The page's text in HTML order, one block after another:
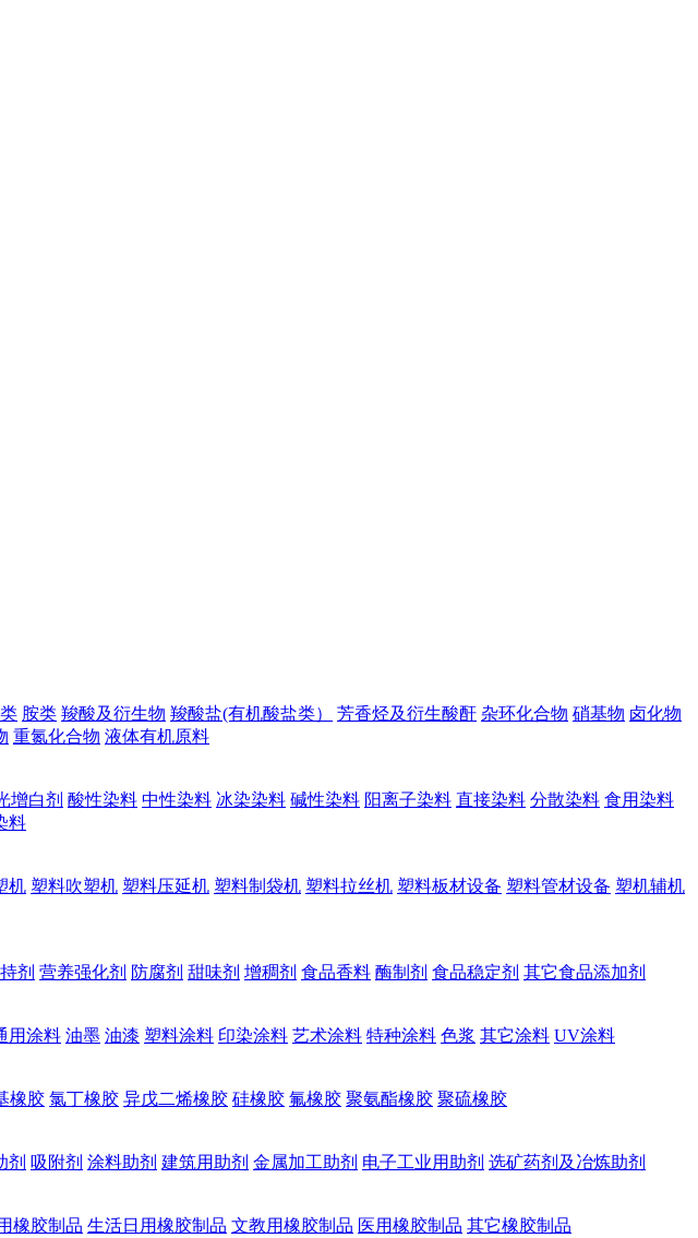
胺类 羧酸及衍生物 羧酸盐(有机酸盐类） 芳香烃及衍生酸酐 杂环化合物 硝基物 卤化物
重氮化合物 液体有机原料
增白剂 酸性染料 中性染料 冰染染料 碱性染料 阳离子染料 直接染料 分散染料 食用染料
料
机 塑料吹塑机 塑料压延机 塑料制袋机 塑料拉丝机 塑料板材设备 塑料管材设备 塑机辅机
剂 营养强化剂 防腐剂 甜味剂 增稠剂 食品香料 酶制剂 食品稳定剂 其它食品添加剂
用涂料 油墨 油漆 塑料涂料 印染涂料 艺术涂料 特种涂料 色浆 其它涂料 UV涂料
橡胶 氯丁橡胶 异戊二烯橡胶 硅橡胶 氟橡胶 聚氨酯橡胶 聚硫橡胶
剂 吸附剂 涂料助剂 建筑用助剂 金属加工助剂 电子工业用助剂 选矿药剂及冶炼助剂
橡胶制品 生活日用橡胶制品 文教用橡胶制品 医用橡胶制品 其它橡胶制品